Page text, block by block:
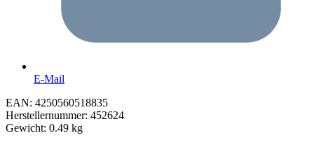
E-Mail
EAN: 4250560518835
Herstellernummer: 452624
Gewicht: 0.49 kg